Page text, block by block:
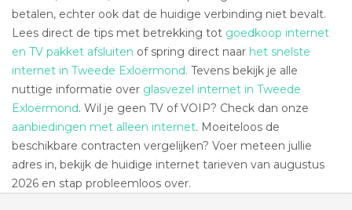
betalen, echter ook dat de huidige verbinding niet bevalt.
Lees direct de tips met betrekking tot goedkoop internet
en TV pakket afsluiten of spring direct naar het snelste
internet in Tweede Exloërmond. Tevens bekijk je alle
nuttige informatie over glasvezel internet in Tweede
Exloërmond. Wil je geen TV of VOIP? Check dan onze
aanbiedingen met alleen internet. Moeiteloos de
beschikbare contracten vergelijken? Voer meteen jullie
adres in, bekijk de huidige internet tarieven van augustus
2026 en stap probleemloos over.